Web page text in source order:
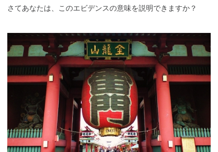
さてあなたは、このエビデンスの意味を説明できますか？